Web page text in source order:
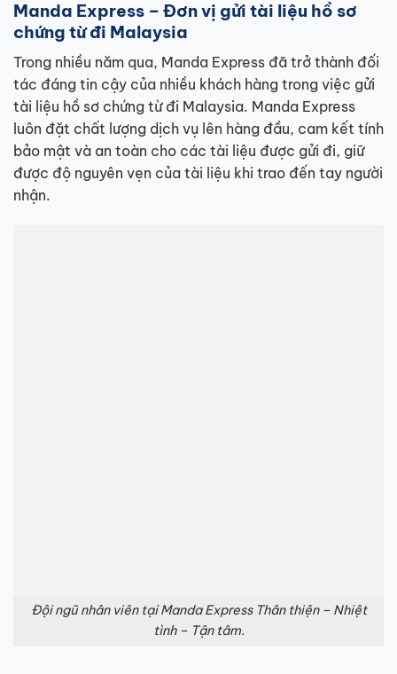
Manda Express – Đơn vị gửi tài liệu hồ sơ
chứng từ đi Malaysia
Trong nhiều năm qua, Manda Express đã trở thành đối
tác đáng tin cậy của nhiều khách hàng trong việc gửi
tài liệu hồ sơ chứng từ đi Malaysia. Manda Express
luôn đặt chất lượng dịch vụ lên hàng đầu, cam kết tính
bảo mật và an toàn cho các tài liệu được gửi đi, giữ
được độ nguyên vẹn của tài liệu khi trao đến tay người
nhận.
Đội ngũ nhân viên tại Manda Express Thân thiện – Nhiệt
tình – Tận tâm.